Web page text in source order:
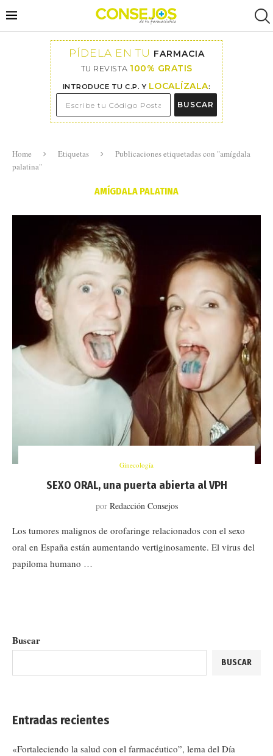
PÍDELA EN TU FARMACIA
TU REVISTA 100% GRATIS
INTRODUCE TU C.P. Y LOCALÍZALA:
BUSCAR
Home Etiquetas
Publicaciones etiquetadas con "amígdala
palatina"
AMÍGDALA PALATINA
Ginecología
SEXO ORAL, una puerta abierta al VPH
por Redacción Consejos
Los tumores malignos de orofaringe relacionados con el sexo
oral en España están aumentando vertiginosamente. El virus del
papiloma humano …
Buscar
BUSCAR
Entradas recientes
«Fortaleciendo la salud con el farmacéutico”, lema del Día